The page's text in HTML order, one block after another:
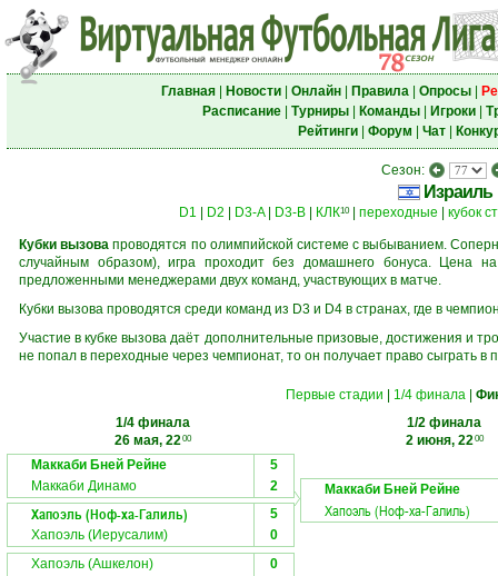
Главная| Новости| Онлайн| Правила| Опросы|
Расписание| Турниры| Команды| Игроки|
Рейтинги| Форум Чат|
Сезон:
Израиль
D1 D2 D3-A| D3-B КЛК10| переходные кубок
Кубки вызова проводятся по олимпийской системе с выбыванием.
случайным образом), игра проходит без домашнего бонуса. Цена
предложенными менеджерами двух команд, участвующих в матче.
Кубки вызова проводятся среди команд из D3 и D4 в странах, где в
Участие в кубке вызова даёт дополнительные призовые, достижения и
не попал в переходные через чемпионат, то он получает право сыграть
Первые стадии 1/4 финала
1/4 финала
26 мая, 2200
1/2 финала
2 июня, 2200
Маккаби Бней Рейне
5
Маккаби Динамо
2
Хапоэль (Ноф-ха-Галиль)
5
Хапоэль (Иерусалим)
0
Маккаби Бней Рейне
Хапоэль (Ноф-ха-Галиль)
Хапоэль (Ашкелон)
0